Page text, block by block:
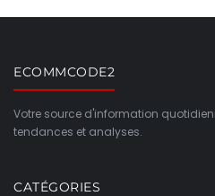
ECOMMCODE2
Votre source d'information
tendances et analyses.
CATÉGORIES